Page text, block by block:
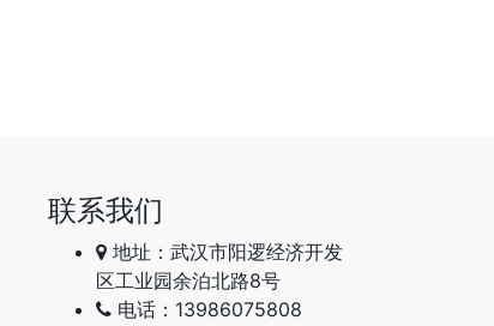
联系我们
地址：武汉市阳逻经济开发
区工业园余泊北路8号
电话：13986075808